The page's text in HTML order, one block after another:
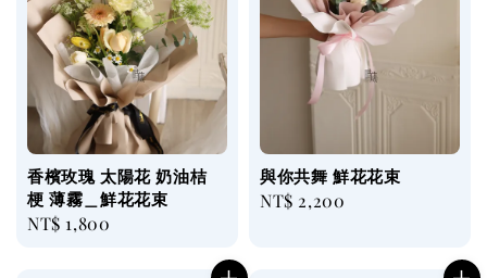
香檳玫瑰 太陽花 奶油桔
梗 薄霧＿鮮花花束
Regular
NT$ 1,800
與你共舞 鮮花花束
Regular
NT$ 2,200